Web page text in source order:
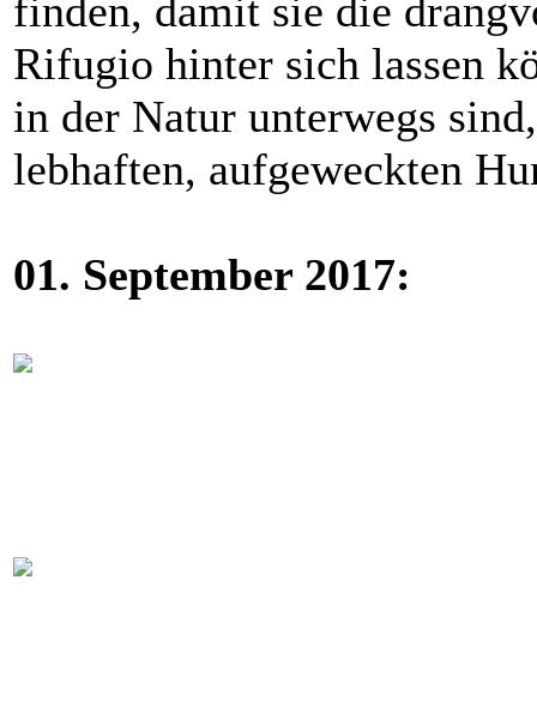
finden, damit sie die
Rifugio hinter sich lassen
in der Natur unterwegs
lebhaften, aufgeweckten
01. September 2017: